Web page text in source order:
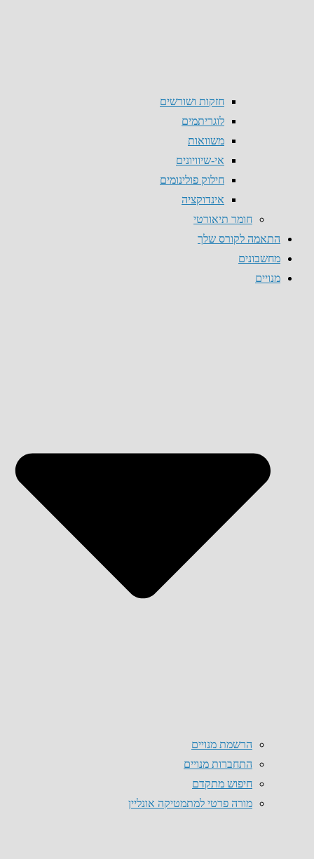
חזקות ושורשים
לוגריתמים
משוואות
אי-שיוויונים
חילוק פולינומים
אינדוקציה
חומר תיאורטי
התאמה לקורס שלך
מחשבונים
מנויים
הרשמת מנויים
התחברות מנויים
חיפוש מתקדם
מורה פרטי למתמטיקה אונליין